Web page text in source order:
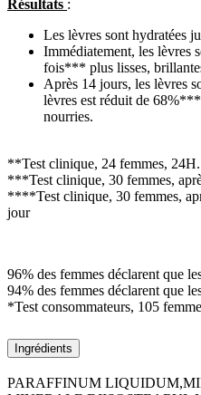
Résultats :
Les lèvres sont hydratées
Immédiatement, les lèvres
fois*** plus lisses,
Après 14 jours, les lèvres
lèvres est réduit de
nourries.
**Test clinique, 24 femmes, 24H.
***Test clinique, 30 femmes,
****Test clinique, 30 femmes,
jour
96% des femmes déclarent que
94% des femmes déclarent que
*Test consommateurs, 105
Ingrédients
PARAFFINUM